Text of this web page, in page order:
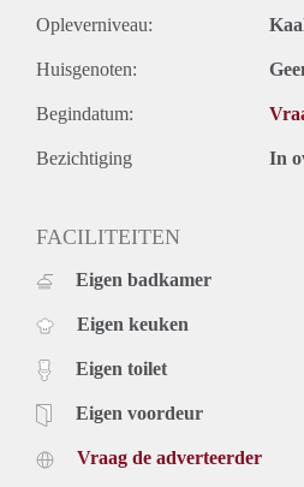
Opleverniveau:
Huisgenoten:
Begindatum:
Bezichtiging In
FACILITEITEN
Eigen badkamer
Eigen keuken
Eigen toilet
Eigen voordeur
Vraag de adverteerder